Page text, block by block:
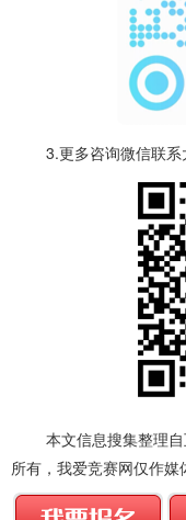
3.更多咨询微信联系
本文信息搜集整理自
所有，我爱竞赛网仅作媒